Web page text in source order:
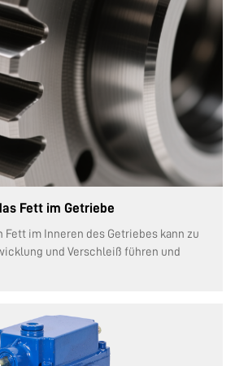
Fett im Getriebe
Fett im Inneren des Getriebes kann zu
und Verschleiß führen und
des Getriebes erheblich verkürzen.